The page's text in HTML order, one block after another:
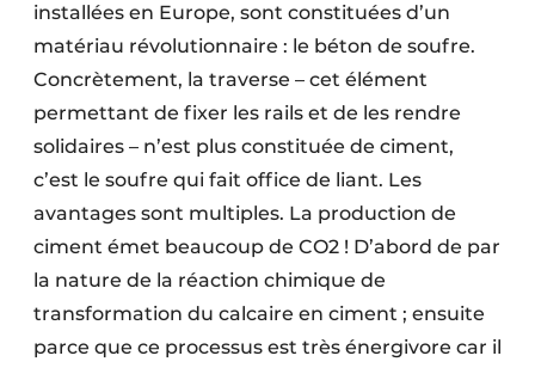
Rénovation
Sécurité incendie
Techniques ferroviaires
Travaux ferroviaires
installées en Europe, sont constituées d’un
matériau révolutionnaire : le béton de soufre.
Concrètement, la traverse – cet élément
permettant de fixer les rails et de les rendre
solidaires – n’est plus constituée de ciment,
c’est le soufre qui fait office de liant. Les
avantages sont multiples. La production de
ciment émet beaucoup de CO2 ! D’abord de par
la nature de la réaction chimique de
transformation du calcaire en ciment ; ensuite
parce que ce processus est très énergivore car il